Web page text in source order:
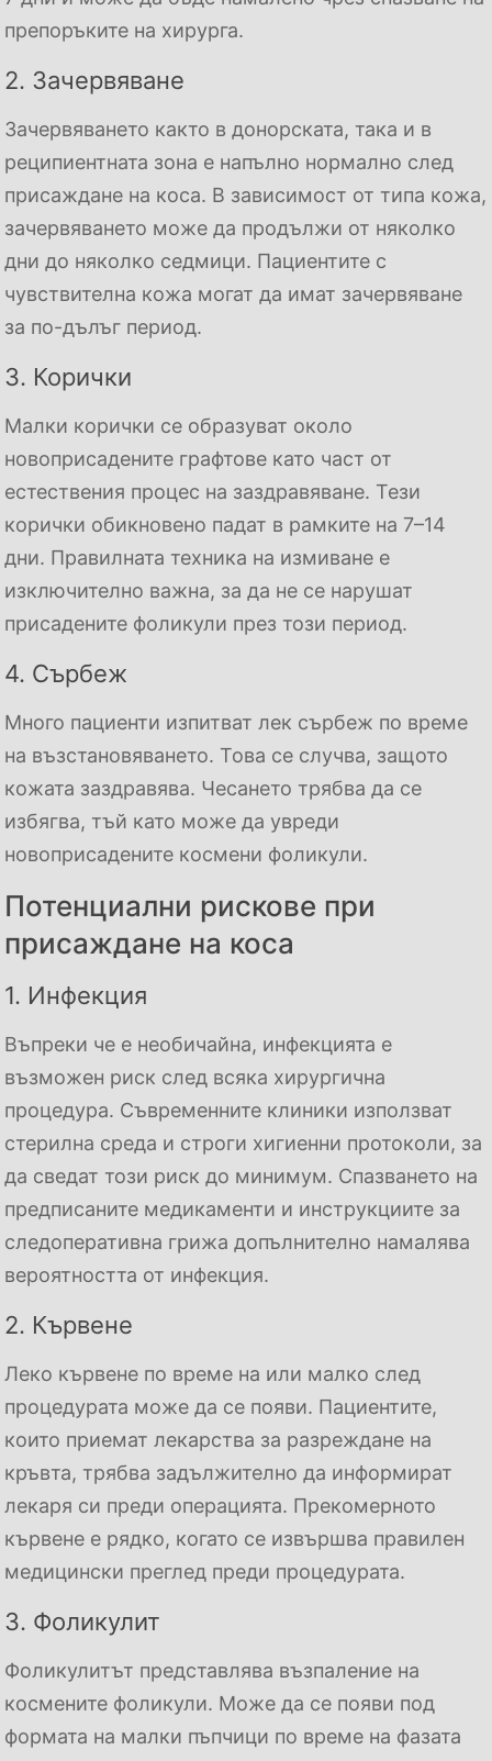
препоръките на хирурга.
2. Зачервяване
Зачервяването както в донорската, така и в
реципиентната зона е напълно нормално след
присаждане на коса. В зависимост от типа кожа,
зачервяването може да продължи от няколко
дни до няколко седмици. Пациентите с
чувствителна кожа могат да имат зачервяване
за по-дълъг период.
3. Корички
Малки корички се образуват около
новоприсадените графтове като част от
естествения процес на заздравяване. Тези
корички обикновено падат в рамките на 7–14
дни. Правилната техника на измиване е
изключително важна, за да не се нарушат
присадените фоликули през този период.
4. Сърбеж
Много пациенти изпитват лек сърбеж по време
на възстановяването. Това се случва, защото
кожата заздравява. Чесането трябва да се
избягва, тъй като може да увреди
новоприсадените космени фоликули.
Потенциални рискове при
присаждане на коса
1. Инфекция
Въпреки че е необичайна, инфекцията е
възможен риск след всяка хирургична
процедура. Съвременните клиники използват
стерилна среда и строги хигиенни протоколи, за
да сведат този риск до минимум. Спазването на
предписаните медикаменти и инструкциите за
следоперативна грижа допълнително намалява
вероятността от инфекция.
2. Кървене
Леко кървене по време на или малко след
процедурата може да се появи. Пациентите,
които приемат лекарства за разреждане на
кръвта, трябва задължително да информират
лекаря си преди операцията. Прекомерното
кървене е рядко, когато се извършва правилен
медицински преглед преди процедурата.
3. Фоликулит
Фоликулитът представлява възпаление на
космените фоликули. Може да се появи под
формата на малки пъпчици по време на фазата